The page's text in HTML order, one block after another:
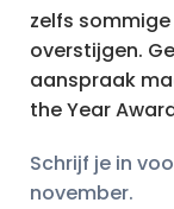
zelfs
overstijgen.
aanspraak
the Year
Schrijf je in
november.